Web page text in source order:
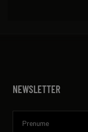
NEWSLETTER